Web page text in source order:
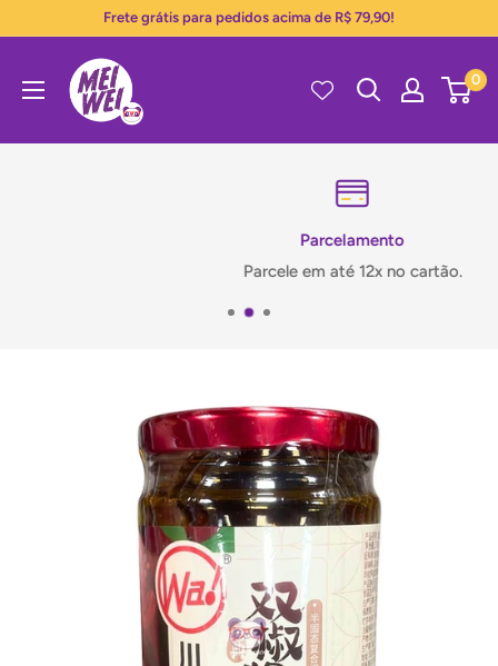
Frete grátis para pedidos acima de R$ 79,90!
Mei
Wei
0
Parcelamento
Parcele em até 12x no cartão.